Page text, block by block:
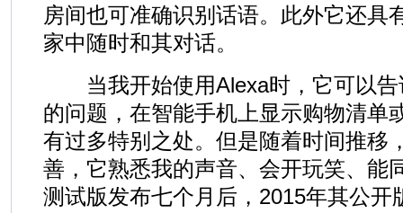
房间也可准确识别话语。此外它还具
家中随时和其对话。
当我开始使用Alexa时，它可以告
的问题，在智能手机上显示购物清单
有过多特别之处。但是随着时间推移
善，它熟悉我的声音、会开玩笑、能
测试版发布七个月后，2015年其公开